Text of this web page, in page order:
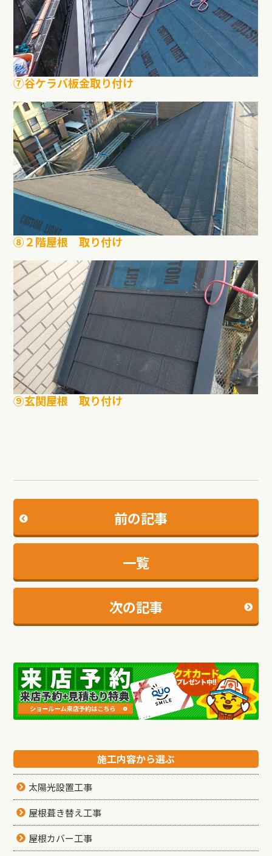
⑦谷ケラバ板金取り付け
⑧２階屋根 取り付け
⑨玄関屋根 取り付け
前の記事
一覧
次の記事
施工内容から選ぶ
太陽光設置工事
屋根葺き替え工事
屋根カバー工事